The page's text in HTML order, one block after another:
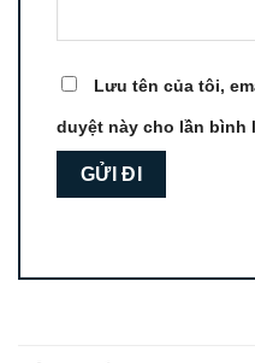
Lưu tên của tôi,
duyệt này cho lần bình